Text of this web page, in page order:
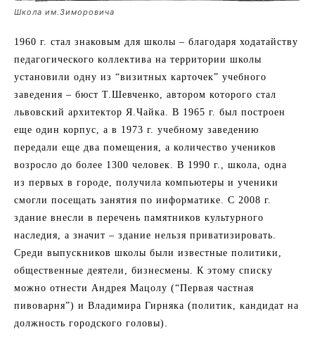
Школа им.Зиморовича
1960 г. стал знаковым для школы – благодаря ходатайству
педагогического коллектива на территории школы
установили одну из “визитных карточек” учебного
заведения – бюст Т.Шевченко, автором которого стал
львовский архитектор Я.Чайка. В 1965 г. был построен
еще один корпус, а в 1973 г. учебному заведению
передали еще два помещения, а количество учеников
возросло до более 1300 человек. В 1990 г., школа, одна
из первых в городе, получила компьютеры и ученики
смогли посещать занятия по информатике. С 2008 г.
здание внесли в перечень памятников культурного
наследия, а значит – здание нельзя приватизировать.
Среди выпускников школы были известные политики,
общественные деятели, бизнесмены. К этому списку
можно отнести Андрея Мацолу (“Первая частная
пивоварня”) и Владимира Гирняка (политик, кандидат на
должность городского головы).